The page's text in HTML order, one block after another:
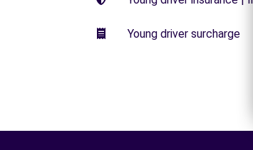
Young driver surcharge